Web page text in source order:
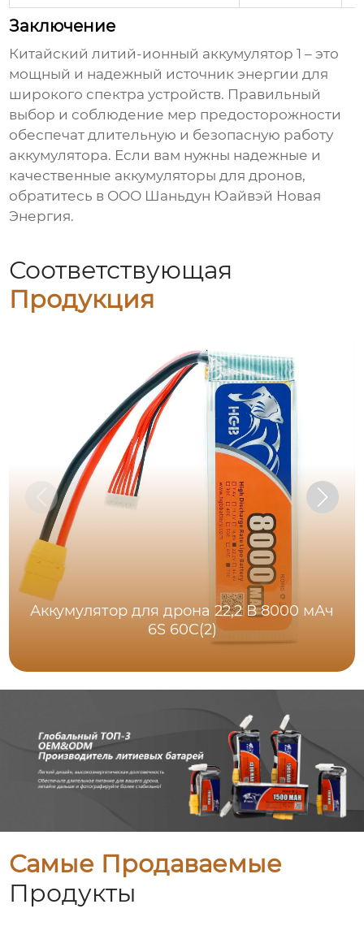
Заключение
Китайский литий-ионный аккумулятор 1 – это
мощный и надежный источник энергии для
широкого спектра устройств. Правильный
выбор и соблюдение мер предосторожности
обеспечат длительную и безопасную работу
аккумулятора. Если вам нужны надежные и
качественные аккумуляторы для дронов,
обратитесь в ООО Шаньдун Юайвэй Новая
Энергия.
Соответствующая
Продукция
Аккумулятор для дрона 22,2 В 8000 мАч
6S 60C(2)
Самые Продаваемые
Продукты